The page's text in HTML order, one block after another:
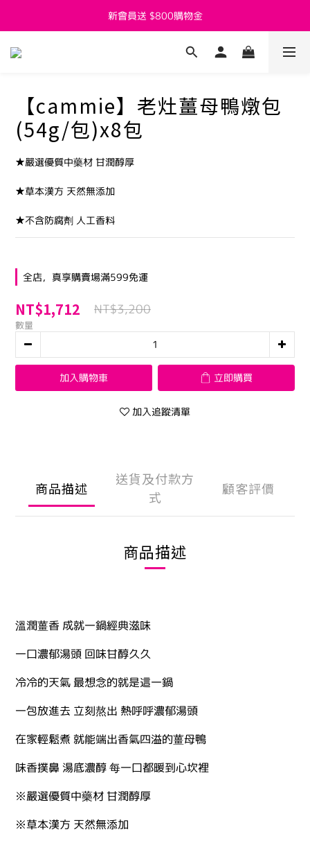
新會員送 $800購物金
新會員送 $800購物金
父親節活動7/27~8/8開跑囉
【cammie】老灶薑母鴨燉包
(54g/包)x8包
★嚴選優質中藥材 甘潤醇厚
★草本漢方 天然無添加
★不含防腐劑 人工香料
全店，真享購賣場滿599免運
NT$1,712 NT$3,200
數量
加入購物車 立即購買
加入追蹤清單
商品描述
送貨及付款方
式
顧客評價
商品描述
溫潤薑香 成就一鍋經典滋味
一口濃郁湯頭 回味甘醇久久
冷冷的天氣 最想念的就是這一鍋
一包放進去 立刻熬出 熱呼呼濃郁湯頭
在家輕鬆煮 就能端出香氣四溢的薑母鴨
味香撲鼻 湯底濃醇 每一口都暖到心坎裡
※嚴選優質中藥材 甘潤醇厚
※草本漢方 天然無添加